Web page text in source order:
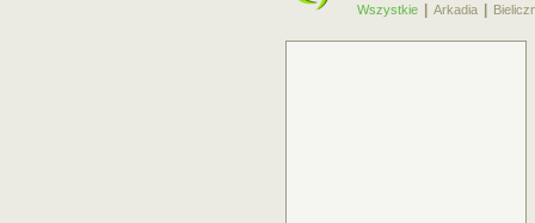
Wszystkie Arkadia